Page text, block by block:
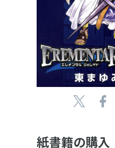
紙書籍の購入